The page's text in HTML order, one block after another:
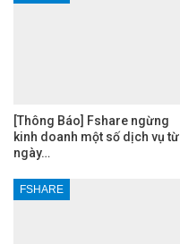
[Thông Báo] Fshare ngừng
kinh doanh một số dịch vụ từ
ngày…
FSHARE